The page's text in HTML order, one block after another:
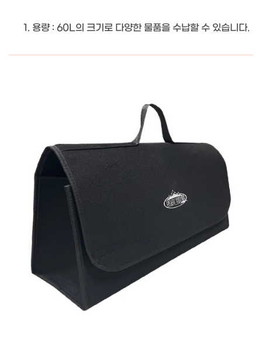
용량 : 60L의 크기로 다양한 물품을 수납할 수 있습니다.